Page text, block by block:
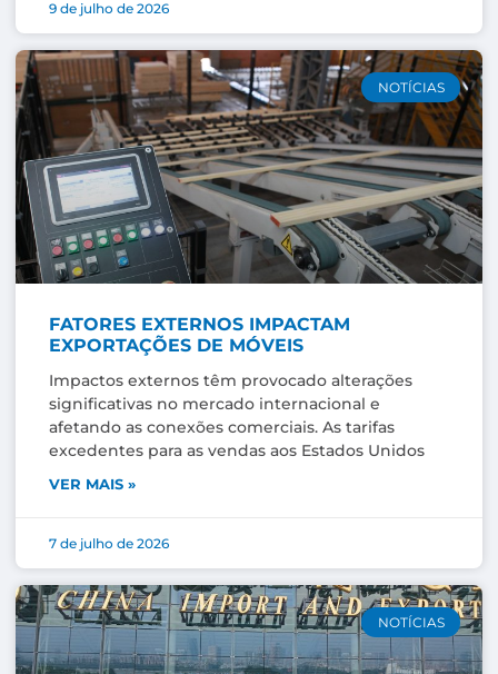
9 de julho de 2026
NOTÍCIAS
FATORES EXTERNOS IMPACTAM
EXPORTAÇÕES DE MÓVEIS
Impactos externos têm provocado alterações
significativas no mercado internacional e
afetando as conexões comerciais. As tarifas
excedentes para as vendas aos Estados Unidos
VER MAIS »
7 de julho de 2026
NOTÍCIAS